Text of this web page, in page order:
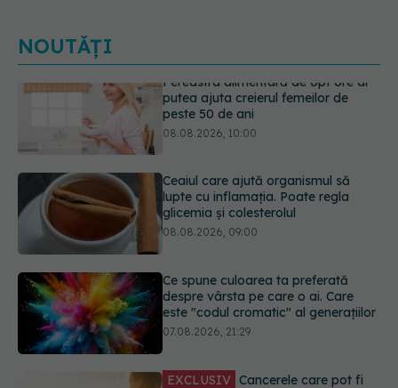
NOUTĂȚI
Ceaiul care ajută organismul să
lupte cu inflamația. Poate regla
glicemia și colesterolul
Ce spune culoarea ta preferată
despre vârsta pe care o ai. Care
este "codul cromatic" al generațiilor
EXCLUSIV Cancerele care pot fi
prevenite. Dr. Sorin Bogdan
(SANADOR): Au metode de
07.08.2026, 20:09